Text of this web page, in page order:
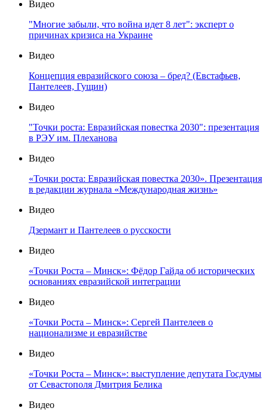
Видео
"Многие забыли, что война идет 8 лет": эксперт о
причинах кризиса на Украине
Видео
Концепция евразийского союза – бред? (Евстафьев,
Пантелеев, Гущин)
Видео
"Точки роста: Евразийская повестка 2030": презентация
в РЭУ им. Плеханова
Видео
«Точки роста: Евразийская повестка 2030». Презентация
в редакции журнала «Международная жизнь»
Видео
Дзермант и Пантелеев о русскости
Видео
«Точки Роста – Минск»: Фёдор Гайда об исторических
основаниях евразийской интеграции
Видео
«Точки Роста – Минск»: Сергей Пантелеев о
национализме и евразийстве
Видео
«Точки Роста – Минск»: выступление депутата Госдумы
от Севастополя Дмитрия Белика
Видео